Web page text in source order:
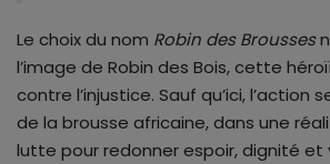
Le choix du nom Robin des Brousses
l’image de Robin des Bois, cette
contre l’injustice. Sauf qu’ici, l’action
de la brousse africaine, dans une
lutte pour redonner espoir, dignité et